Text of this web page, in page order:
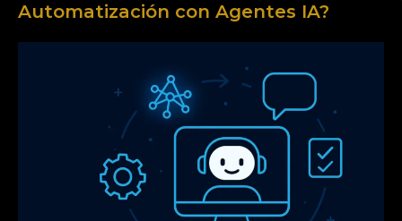
Automatización con Agentes IA?